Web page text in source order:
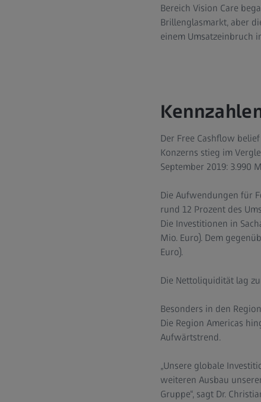
Bereich Vision Care
Brillenglasmarkt, aber
einem Umsatzeinbruch
Der Free Cashflow
Konzerns stieg im
September 2019: 3.990
Die Aufwendungen für
rund 12 Prozent des
Die Investitionen in
Mio. Euro). Dem
Euro).
Die Nettoliquidität lag
Besonders in den
Die Region Americas
Aufwärtstrend.
„Unsere globale
weiteren Ausbau
Gruppe“, sagt Dr.